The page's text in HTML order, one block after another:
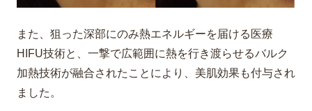
また、狙った深部にのみ熱エネルギーを届ける医療
HIFU技術と、一撃で広範囲に熱を行き渡らせるバルク
加熱技術が融合されたことにより、美肌効果も付与され
ました。